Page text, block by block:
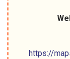
https://